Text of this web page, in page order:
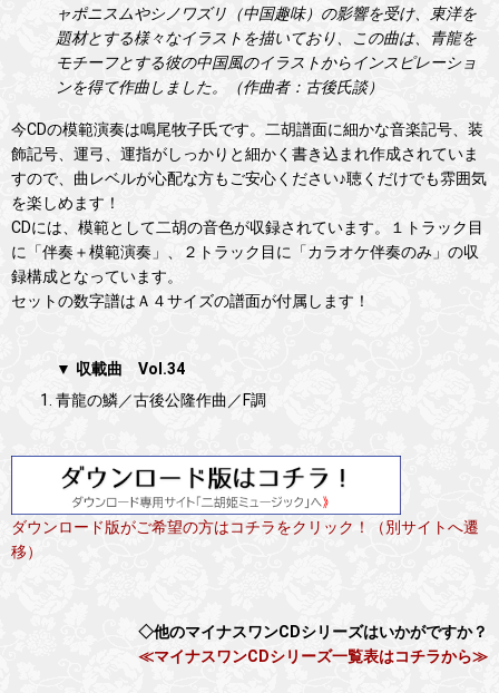
ャポニスムやシノワズリ（中国趣味）の影響を受け、東洋を
題材とする様々なイラストを描いており、この曲は、青龍を
モチーフとする彼の中国風のイラストからインスピレーショ
ンを得て作曲しました。（作曲者：古後氏談）
今CDの模範演奏は鳴尾牧子氏です。二胡譜面に細かな音楽記号、装
飾記号、運弓、運指がしっかりと細かく書き込まれ作成されていま
すので、曲レベルが心配な方もご安心ください♪聴くだけでも雰囲気
を楽しめます！
CDには、模範として二胡の音色が収録されています。１トラック目
に「伴奏＋模範演奏」、２トラック目に「カラオケ伴奏のみ」の収
録構成となっています。
セットの数字譜はＡ４サイズの譜面が付属します！
▼ 収載曲 Vol.34
青龍の鱗／古後公隆作曲／F調
ダウンロード版がご希望の方はコチラをクリック！（別サイトへ遷
移）
◇他のマイナスワンCDシリーズはいかがですか？
≪マイナスワンCDシリーズ一覧表はコチラから≫